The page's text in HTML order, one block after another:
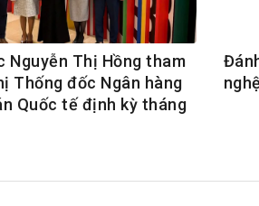
Nguyễn Thị Hồng tham
Thống đốc Ngân hàng
Quốc tế định kỳ tháng